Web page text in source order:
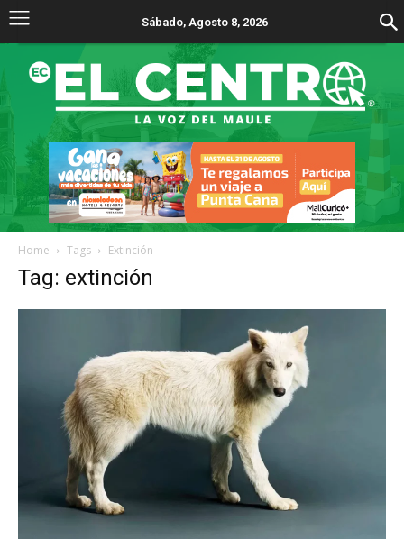
Sábado, Agosto 8, 2026
Home Tags Extinción
Tag: extinción